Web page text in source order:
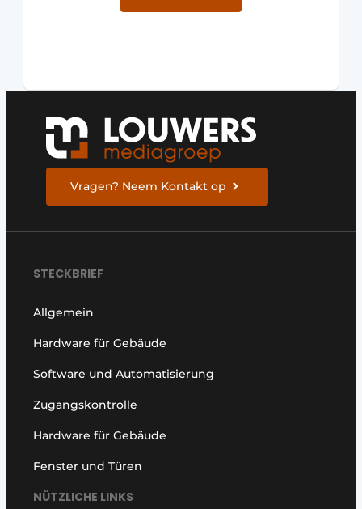
Vragen? Neem Kontakt op
STECKBRIEF
Allgemein
Hardware für Gebäude
Software und Automatisierung
Zugangskontrolle
Hardware für Gebäude
Fenster und Türen
NÜTZLICHE LINKS